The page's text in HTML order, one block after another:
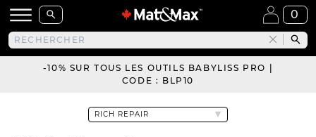
0
-10% SUR TOUS LES OUTILS BABYLISS PRO |
CODE : BLP10